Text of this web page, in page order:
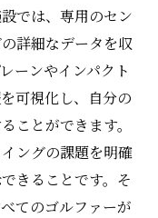
では、専用のセン
詳細なデータを収
ーンやインパクト
可視化し、自分の
ことができます。
ングの課題を明確
きることです。そ
てのゴルファーが